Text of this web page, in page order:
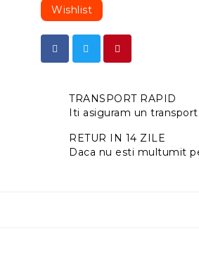
Wishlist
TRANSPORT RAPID
Iti asiguram un transport
RETUR IN 14 ZILE
Daca nu esti multumit